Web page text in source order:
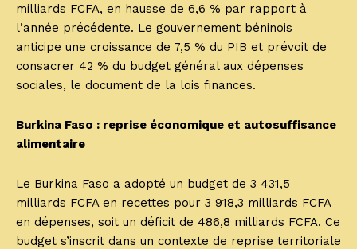
milliards FCFA, en hausse de 6,6 % par rapport à
l’année précédente. Le gouvernement béninois
anticipe une croissance de 7,5 % du PIB et prévoit de
consacrer 42 % du budget général aux dépenses
sociales, le document de la lois finances.
Burkina Faso : reprise économique et autosuffisance
alimentaire
Le Burkina Faso a adopté un budget de 3 431,5
milliards FCFA en recettes pour 3 918,3 milliards FCFA
en dépenses, soit un déficit de 486,8 milliards FCFA. Ce
budget s’inscrit dans un contexte de reprise territoriale